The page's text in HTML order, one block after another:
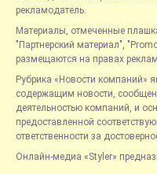
рекламодатель.
Материалы, отмеченные
"Партнерский материал",
размещаются на правах
Рубрика «Новости
содержащим новости,
деятельностью компаний, и
предоставленной
ответственности за
Онлайн-медиа «Styler»